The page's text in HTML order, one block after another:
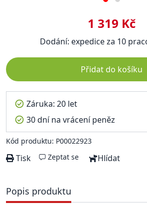
1 319 Kč
Dodání: expedice za 10
Přidat do košíku
Záruka: 20 let
30 dní na vrácení peněz
Kód produktu: P00022923
Tisk Zeptat se Hlídat
Popis produktu